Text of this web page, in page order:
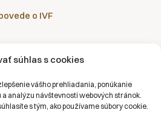
súhlas s cookies
vášho prehliadania, ponúkanie
analýzu návštevnosti webových stránok.
s tým, ako používame súbory cookie.
o IVF
všetkých zdravotných